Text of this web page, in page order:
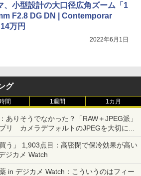
、小型設計の大口径広角ズーム「1
F2.8 DG DN | Contemporar
万円
2022年6月1日
グ
間 1週間 1カ月
ありそうでなかった？「RAW＋JPEG派」
リ カメラデフォルトのJPEGを大切にす
う」 1,903点目：高密閉で保冷効果が高い
ジカメ Watch
in デジカメ Watch：こういうのはフィー